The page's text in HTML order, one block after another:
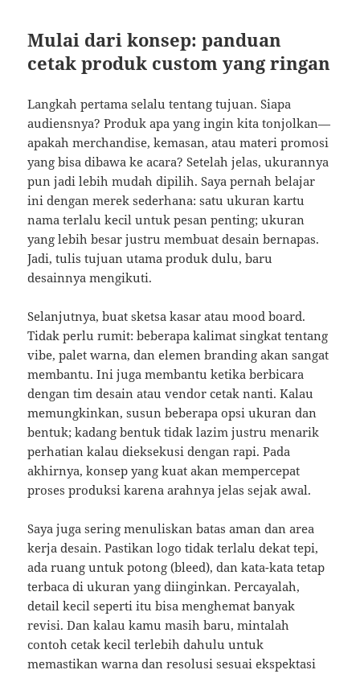
Mulai dari konsep: panduan
cetak produk custom yang ringan
Langkah pertama selalu tentang tujuan. Siapa
audiensnya? Produk apa yang ingin kita tonjolkan—
apakah merchandise, kemasan, atau materi promosi
yang bisa dibawa ke acara? Setelah jelas, ukurannya
pun jadi lebih mudah dipilih. Saya pernah belajar
ini dengan merek sederhana: satu ukuran kartu
nama terlalu kecil untuk pesan penting; ukuran
yang lebih besar justru membuat desain bernapas.
Jadi, tulis tujuan utama produk dulu, baru
desainnya mengikuti.
Selanjutnya, buat sketsa kasar atau mood board.
Tidak perlu rumit: beberapa kalimat singkat tentang
vibe, palet warna, dan elemen branding akan sangat
membantu. Ini juga membantu ketika berbicara
dengan tim desain atau vendor cetak nanti. Kalau
memungkinkan, susun beberapa opsi ukuran dan
bentuk; kadang bentuk tidak lazim justru menarik
perhatian kalau dieksekusi dengan rapi. Pada
akhirnya, konsep yang kuat akan mempercepat
proses produksi karena arahnya jelas sejak awal.
Saya juga sering menuliskan batas aman dan area
kerja desain. Pastikan logo tidak terlalu dekat tepi,
ada ruang untuk potong (bleed), dan kata-kata tetap
terbaca di ukuran yang diinginkan. Percayalah,
detail kecil seperti itu bisa menghemat banyak
revisi. Dan kalau kamu masih baru, mintalah
contoh cetak kecil terlebih dahulu untuk
memastikan warna dan resolusi sesuai ekspektasi